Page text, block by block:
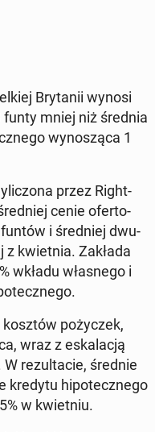
Bry­ta­nii wynosi
mniej niż średnia
wy­no­szą­ca 1
przez Ri­ght­
cenie ofer­to­
i śred­niej dwu­
z kwiet­nia. Zakłada
wkładu wła­sne­go i
po­ży­czek,
wraz z eska­la­cją
re­zul­ta­cie, średnie
kredytu hi­po­tecz­ne­go
w kwiet­niu.